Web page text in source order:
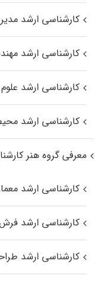
کارشناسی ارشد
کارشناسی ارشد
کارشناسی ارشد
کارشناسی ارشد
معرفی گروه هنر
کارشناسی ارشد
کارشناسی ارشد
کارشناسی ارشد